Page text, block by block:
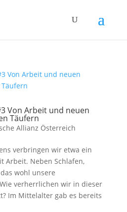
Von Arbeit und neuen
Täufern
Allianz Österreich
verbringen wir etwa ein
Arbeit. Neben Schlafen,
wohl unsere
verherrlichen wir in dieser
Im Mittelalter gab es bereits